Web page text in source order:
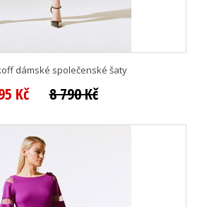
dámské společenské šaty
Kč 8 790 Kč